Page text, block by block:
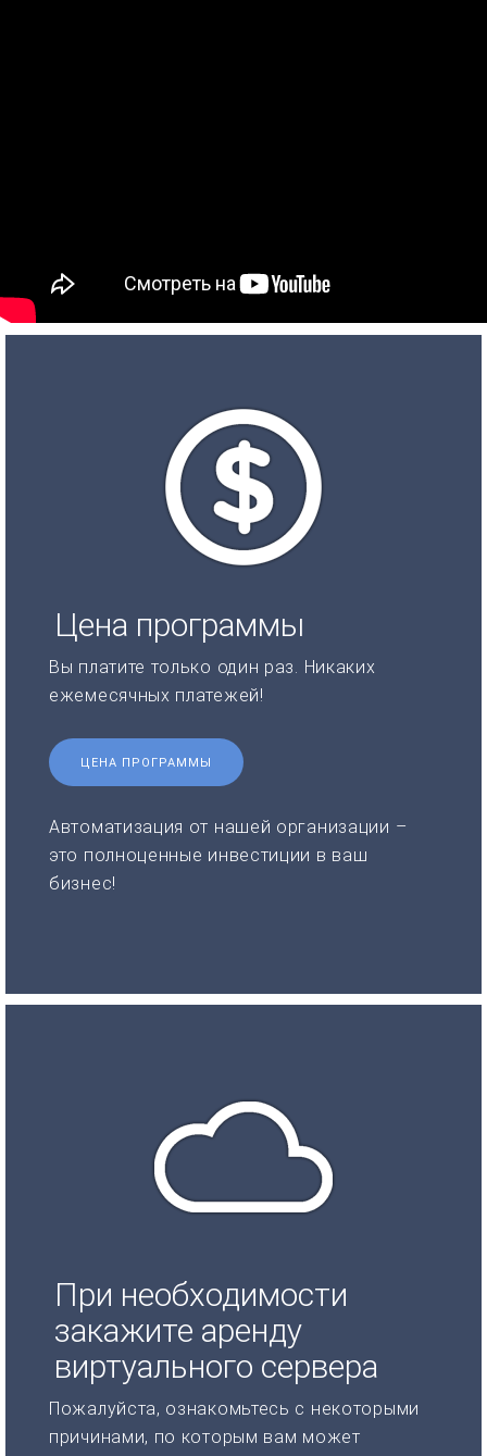
Цена программы
Вы платите только один раз. Никаких
ежемесячных платежей!
ЦЕНА ПРОГРАММЫ
Автоматизация от нашей организации –
это полноценные инвестиции в ваш
бизнес!
При необходимости
закажите аренду
виртуального сервера
Пожалуйста, ознакомьтесь с некоторыми
причинами, по которым вам может